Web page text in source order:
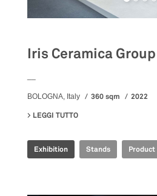
Iris Ceramica
BOLOGNA, Italy 360 sqm
2022
LEGGI TUTTO
Exhibition Stands Product